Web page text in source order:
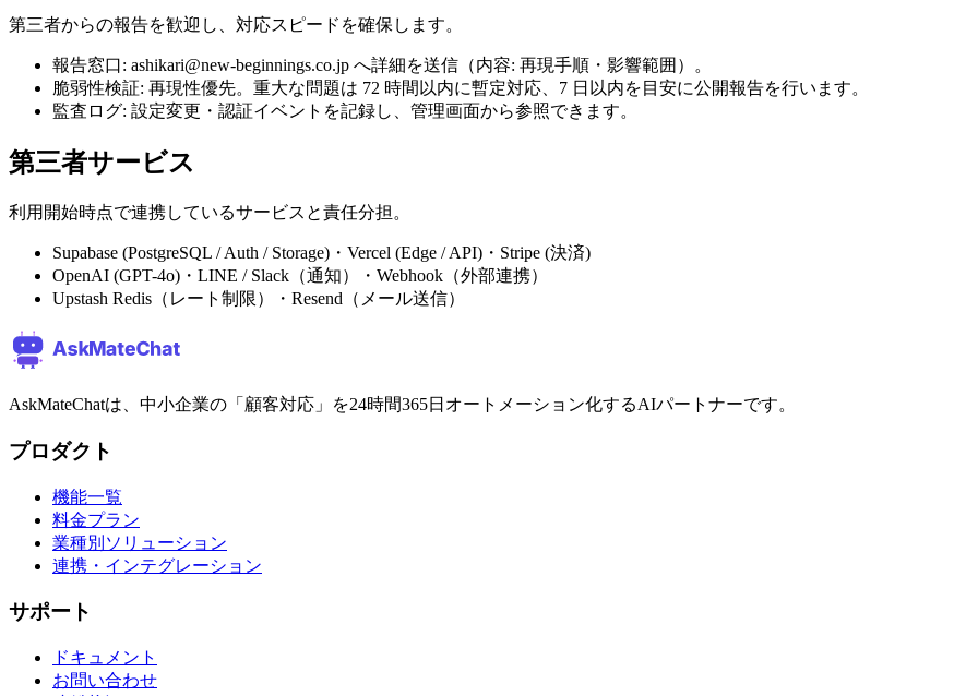
第三者からの報告を歓迎し、対応スピードを確保します。
報告窓口: ashikari@new-beginnings.co.jp へ詳細を送信（内容: 再現手順・影響範囲）。
脆弱性検証: 再現性優先。重大な問題は 72 時間以内に暫定対応、7 日以内を目安に公開報告を行います。
監査ログ: 設定変更・認証イベントを記録し、管理画面から参照できます。
第三者サービス
利用開始時点で連携しているサービスと責任分担。
Supabase (PostgreSQL / Auth / Storage)・Vercel (Edge / API)・Stripe (決済)
OpenAI (GPT-4o)・LINE / Slack（通知）・Webhook（外部連携）
Upstash Redis（レート制限）・Resend（メール送信）
AskMateChatは、中小企業の「顧客対応」を24時間365日オートメーション化するAIパートナーです。
プロダクト
機能一覧
料金プラン
業種別ソリューション
連携・インテグレーション
サポート
ドキュメント
お問い合わせ